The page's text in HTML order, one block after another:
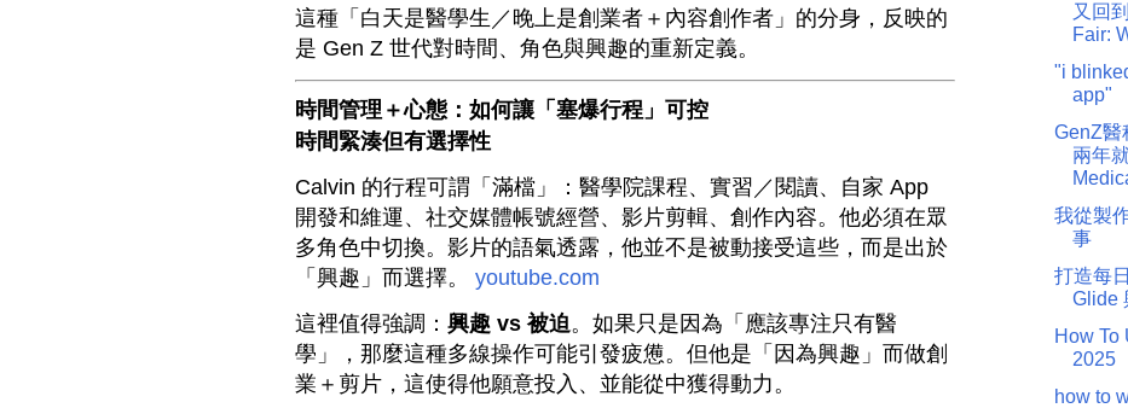
這種「白天是醫學生／晚上是創業者＋內容創作者」的分身，反映的
是 Gen Z 世代對時間、角色與興趣的重新定義。
時間管理＋心態：如何讓「塞爆行程」可控
時間緊湊但有選擇性
Calvin 的行程可謂「滿檔」：醫學院課程、實習／閱讀、自家 App
開發和維運、社交媒體帳號經營、影片剪輯、創作內容。他必須在眾
多角色中切換。影片的語氣透露，他並不是被動接受這些，而是出於
「興趣」而選擇。 youtube.com
這裡值得強調： 興趣 vs 被迫 。如果只是因為「應該專注只有醫
學」，那麼這種多線操作可能引發疲憊。但他是「因為興趣」而做創
業＋剪片，這使得他願意投入、並能從中獲得動力。
又回
Fair:
"i
app"
GenZ醫
兩年
我從製
事
打造每
Glide
How To
2025
how to